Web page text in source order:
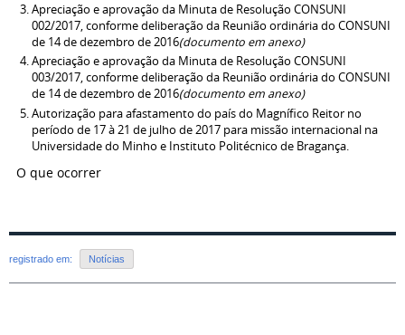
Apreciação e aprovação da Minuta de Resolução CONSUNI
002/2017, conforme deliberação da Reunião ordinária do CONSUNI
de 14 de dezembro de 2016(documento em anexo)
Apreciação e aprovação da Minuta de Resolução CONSUNI
003/2017, conforme deliberação da Reunião ordinária do CONSUNI
de 14 de dezembro de 2016(documento em anexo)
Autorização para afastamento do país do Magnífico Reitor no
período de 17 à 21 de julho de 2017 para missão internacional na
Universidade do Minho e Instituto Politécnico de Bragança.
O que ocorrer
registrado em: Notícias